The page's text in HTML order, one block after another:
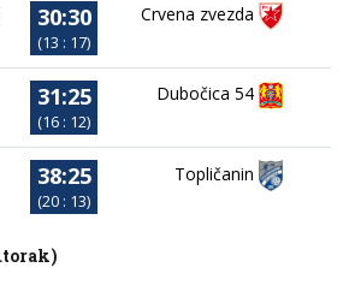
30:30
(13 : 17)
Crvena zvezda
31:25
(16 : 12)
Dubočica 54
38:25
(20 : 13)
Topličanin